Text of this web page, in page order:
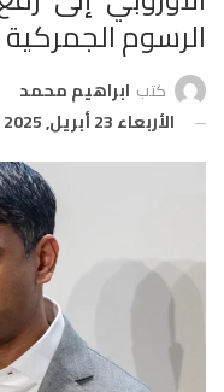
الرسوم الجمركية
كتب ابراهيم محمد
الأربعاء 23 أبريل, 2025 12:56 م